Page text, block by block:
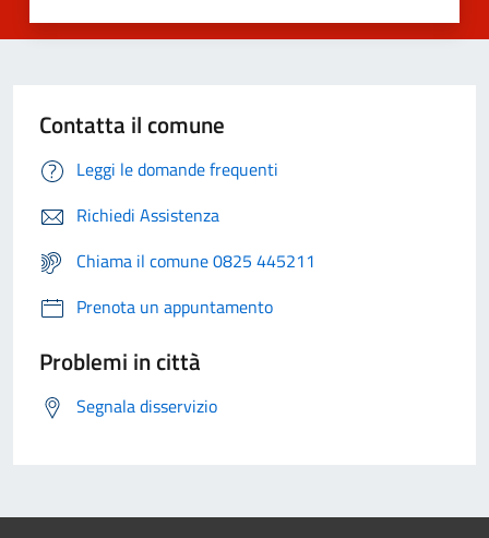
Contatta il comune
Leggi le domande frequenti
Richiedi Assistenza
Chiama il comune 0825 445211
Prenota un appuntamento
Problemi in città
Segnala disservizio